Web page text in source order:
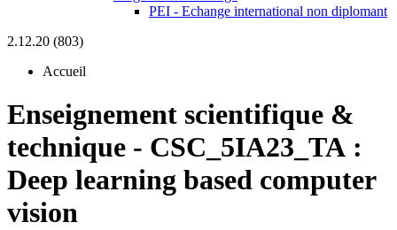
PEI - Echange international non diplomant
2.12.20 (803)
Accueil
Enseignement scientifique &
technique - CSC_5IA23_TA :
Deep learning based computer
vision